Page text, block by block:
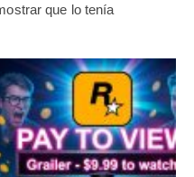
que lo tenía